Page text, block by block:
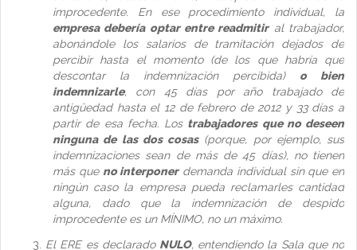
improcedente. En ese procedimiento individual, la
empresa debería optar entre readmitiral trabajador,
abonándole los salarios de tramitación dejados de
percibir hasta el momento (de los que habría que
descontar la indemnización percibida) o bien
indemnizarle, con 45 días por año trabajado de
antigüedad hasta el 12 de febrero de 2012 y 33 días a
partir de esa fecha. Los trabajadores que no deseen
ninguna de las dos cosas(porque, por ejemplo, sus
indemnizaciones sean de más de 45 días), no tienen
más que no interponerdemanda individual sin que en
ningún caso la empresa pueda reclamarles cantidad
alguna, dado que la indemnización de despido
improcedente es un MÍNIMO, no un máximo.
El ERE es declarado NULO, entendiendo la Sala que no